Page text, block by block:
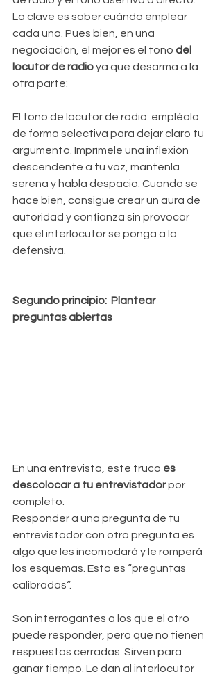
La clave es saber cuándo emplear
cada uno. Pues bien, en una
negociación, el mejor es el tono del
locutor de radio ya que desarma a la
otra parte:
El tono de locutor de radio: empléalo
de forma selectiva para dejar claro tu
argumento. Imprímele una inflexión
descendente a tu voz, mantenla
serena y habla despacio. Cuando se
hace bien, consigue crear un aura de
autoridad y confianza sin provocar
que el interlocutor se ponga a la
defensiva.
Segundo principio:  Plantear
preguntas abiertas
En una entrevista, este truco es
descolocar a tu entrevistador por
completo.
Responder a una pregunta de tu
entrevistador con otra pregunta es
algo que les incomodará y le romperá
los esquemas. Esto es “preguntas
calibradas“.
Son interrogantes a los que el otro
puede responder, pero que no tienen
respuestas cerradas. Sirven para
ganar tiempo. Le dan al interlocutor